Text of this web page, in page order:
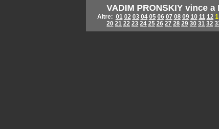
VADIM PRONSKIY vince
Altre: 01 02 03 04 05 06 07 08 09 10 11 12
20 21 22 23 24 25 26 27 28 29 30 31 32